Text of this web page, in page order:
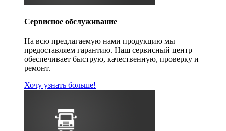
Сервисное обслуживание
На всю предлагаемую нами продукцию мы
предоставляем гарантию. Наш сервисный центр
обеспечивает быструю, качественную, проверку и
ремонт.
Хочу узнать больше!